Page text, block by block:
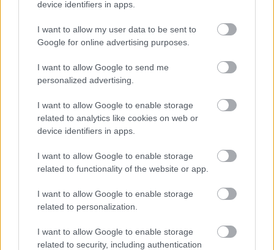
device identifiers in apps.
I want to allow my user data to be sent to
Google for online advertising purposes.
I want to allow Google to send me
personalized advertising.
I want to allow Google to enable storage
related to analytics like cookies on web or
device identifiers in apps.
I want to allow Google to enable storage
related to functionality of the website or app.
I want to allow Google to enable storage
related to personalization.
I want to allow Google to enable storage
related to security, including authentication
SZEMBE MERSZ NÉZNI AZZAL, AKIVÉ
TERMÉSZETFELETTI ERŐK ÉS ELFELEDETT
TITKOK: ITT A SHELBY OAKS – A GONOSZ
NYOMÁBAN MAGYAR ELŐZETESE